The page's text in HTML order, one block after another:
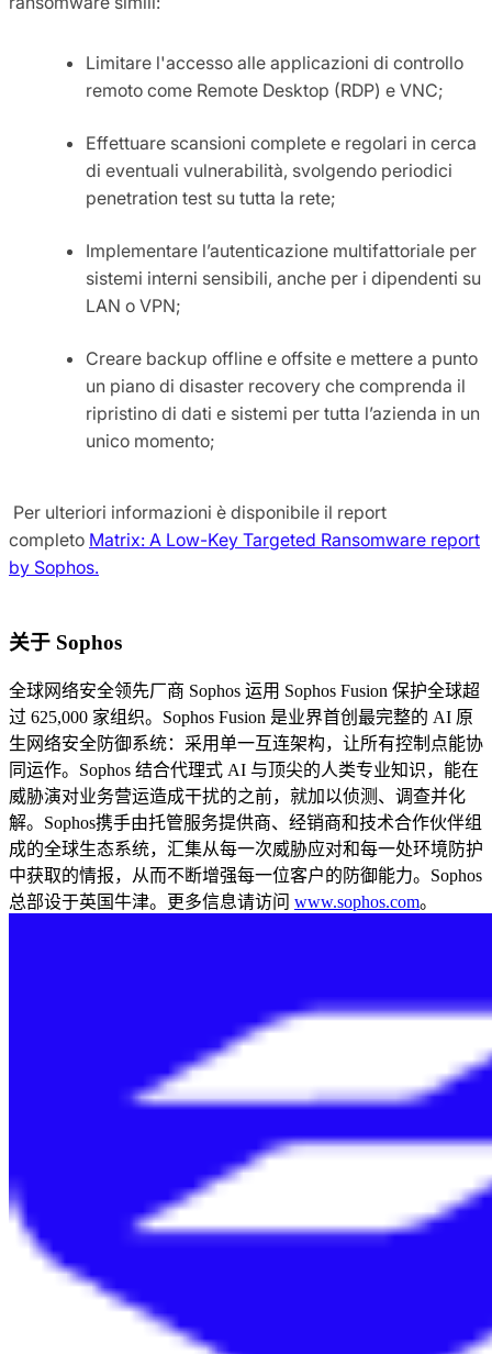
Limitare l'accesso alle applicazioni di controllo
remoto come Remote Desktop (RDP) e VNC;
Effettuare scansioni complete e regolari in cerca
di eventuali vulnerabilità, svolgendo periodici
penetration test su tutta la rete;
Implementare l’autenticazione multifattoriale per
sistemi interni sensibili, anche per i dipendenti su
LAN o VPN;
Creare backup offline e offsite e mettere a punto
un piano di disaster recovery che comprenda il
ripristino di dati e sistemi per tutta l’azienda in un
unico momento;
Per ulteriori informazioni è disponibile il report
completo Matrix: A Low-Key Targeted Ransomware report
by Sophos.
关于 Sophos
全球网络安全领先厂商 Sophos 运用 Sophos Fusion 保护全球超
过 625,000 家组织。Sophos Fusion 是业界首创最完整的 AI 原
生网络安全防御系统：采用单一互连架构，让所有控制点能协
同运作。Sophos 结合代理式 AI 与顶尖的人类专业知识，能在
威胁演对业务营运造成干扰的之前，就加以侦测、调查并化
解。Sophos携手由托管服务提供商、经销商和技术合作伙伴组
成的全球生态系统，汇集从每一次威胁应对和每一处环境防护
中获取的情报，从而不断增强每一位客户的防御能力。Sophos
总部设于英国牛津。更多信息请访问 www.sophos.com。